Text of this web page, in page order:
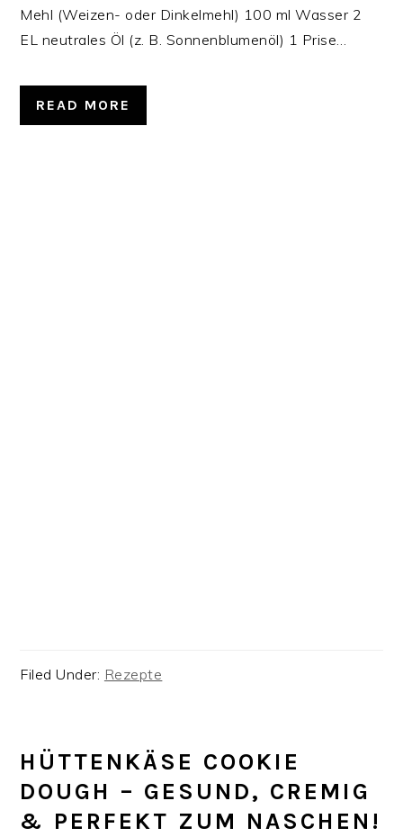
Mehl (Weizen- oder Dinkelmehl) 100 ml Wasser 2
EL neutrales Öl (z. B. Sonnenblumenöl) 1 Prise…
READ MORE
Filed Under: Rezepte
HÜTTENKÄSE COOKIE
DOUGH – GESUND, CREMIG
& PERFEKT ZUM NASCHEN!